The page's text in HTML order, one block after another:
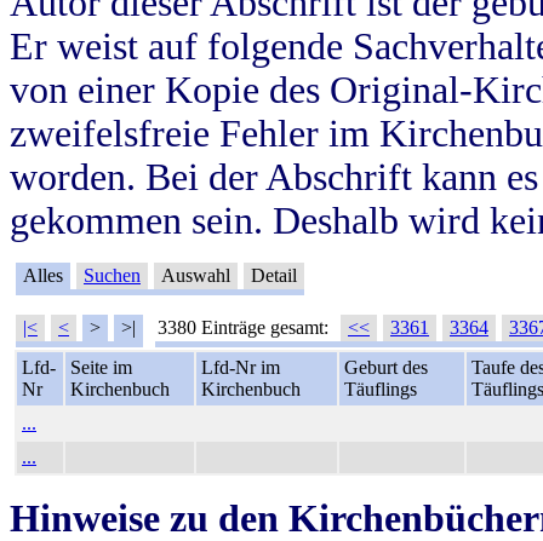
Er weist auf folgende
von einer Kopie des Original-
zweifelsfreie Fehler im
worden. Bei der Abschrift kann
gekommen sein. Deshalb wird
Alles Suchen Auswahl Detail
|< < > >| 3380 Einträge gesamt: << 3361 3364
Lfd-
Nr
Seite im
Kirchenbuch
Lfd-Nr im
Kirchenbuch
Geburt des
Täuflings
Taufe
Täuflings
...
...
Hinweise zu den